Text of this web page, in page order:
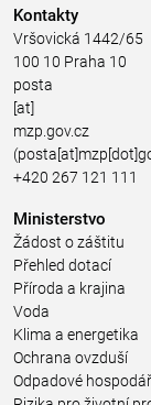
Kontakty
Vršovická 1442/65
100 10 Praha 10
posta
[at]
mzp.gov.cz
+420 267 121 111
Ministerstvo
Žádost o záštitu
Přehled dotací
Příroda a krajina
Voda
Klima a energetika
Ochrana ovzduší
Odpadové